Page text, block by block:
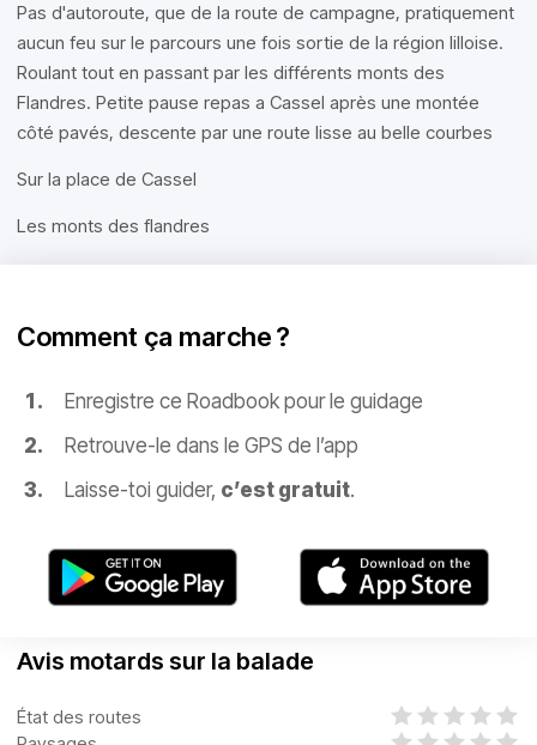
Pas d'autoroute, que de la route de campagne, pratiquement
aucun feu sur le parcours une fois sortie de la région lilloise.
Roulant tout en passant par les différents monts des
Flandres. Petite pause repas a Cassel après une montée
côté pavés, descente par une route lisse au belle courbes
Sur la place de Cassel
Les monts des flandres
Comment ça marche ?
Enregistre ce Roadbook pour le guidage
Retrouve-le dans le GPS de l’app
Laisse-toi guider, c’est gratuit.
Avis motards sur la balade
État des routes